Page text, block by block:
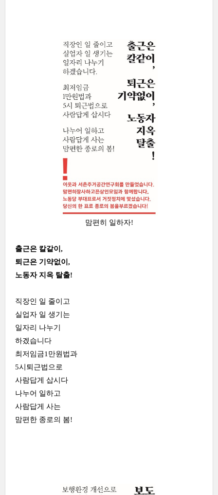
맘편히 일하자!
출근은 칼같이,
퇴근은 기약없이,
노동자 지옥 탈출!
직장인 일 줄이고
실업자 일 생기는
일자리 나누기
하겠습니다
최저임금1만원법과
5시퇴근법으로
사람답게 삽시다
나누어 일하고
사람답게 사는
맘편한 종로의 봄!